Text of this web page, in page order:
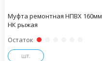
Муфта ремонтная НПВХ 160мм
НК рыжая
Остаток
шт.